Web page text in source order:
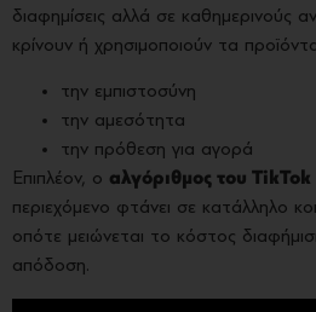
διαφημίσεις αλλά σε καθημερινούς
κρίνουν ή χρησιμοποιούν τα
την εμπιστοσύνη
την αμεσότητα
την πρόθεση για αγορά
Επιπλέον, ο αλγόριθμος του TikTok
περιεχόμενο φτάνει σε κατάλληλο
οπότε μειώνεται το κόστος
απόδοση.